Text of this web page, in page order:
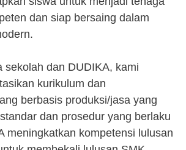
dan siap bersaing dalam
sekolah dan DUDIKA, kami
kurikulum dan
berbasis produksi/jasa yang
dan prosedur yang berlaku
meningkatkan kompetensi lulusan